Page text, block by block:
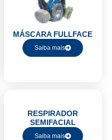
MÁSCARA FULLFACE
Saiba mais
RESPIRADOR
SEMIFACIAL
Saiba mais